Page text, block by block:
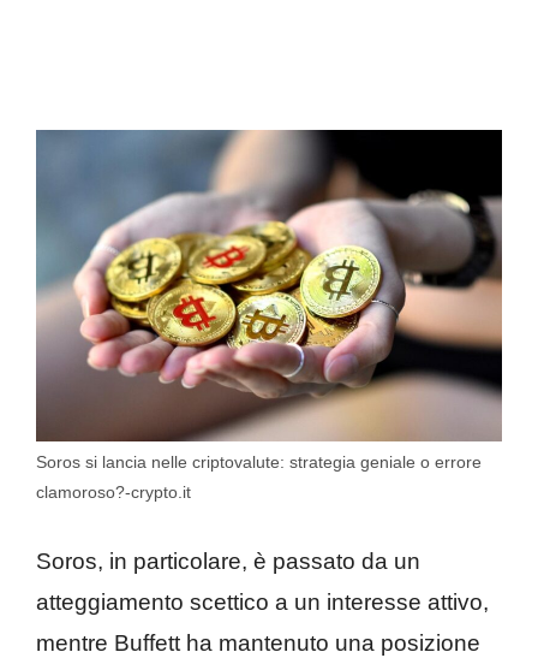
Soros si lancia nelle criptovalute: strategia geniale o errore
clamoroso?-crypto.it
Soros, in particolare, è passato da un
atteggiamento scettico a un interesse attivo,
mentre Buffett ha mantenuto una posizione